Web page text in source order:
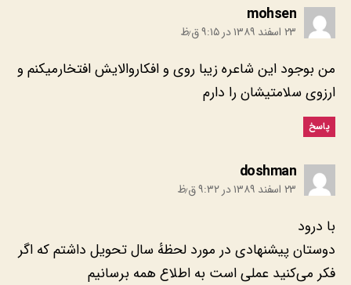
mohsen
۲۳ اسفند ۱۳۸۹ در ۹:۱۵ ق٫ظ
من بوجود این شاعره زیبا روی و افکاروالایش افتخارمیکنم و
ارزوی سلامتیشان را دارم
پاسخ
doshman
۲۳ اسفند ۱۳۸۹ در ۹:۳۲ ق٫ظ
با درود
دوستان پیشنهادی در مورد لحظهٔ سال تحویل داشتم که اگر
فکر می‌کنید عملی‌ است به اطلاع همه برسانیم